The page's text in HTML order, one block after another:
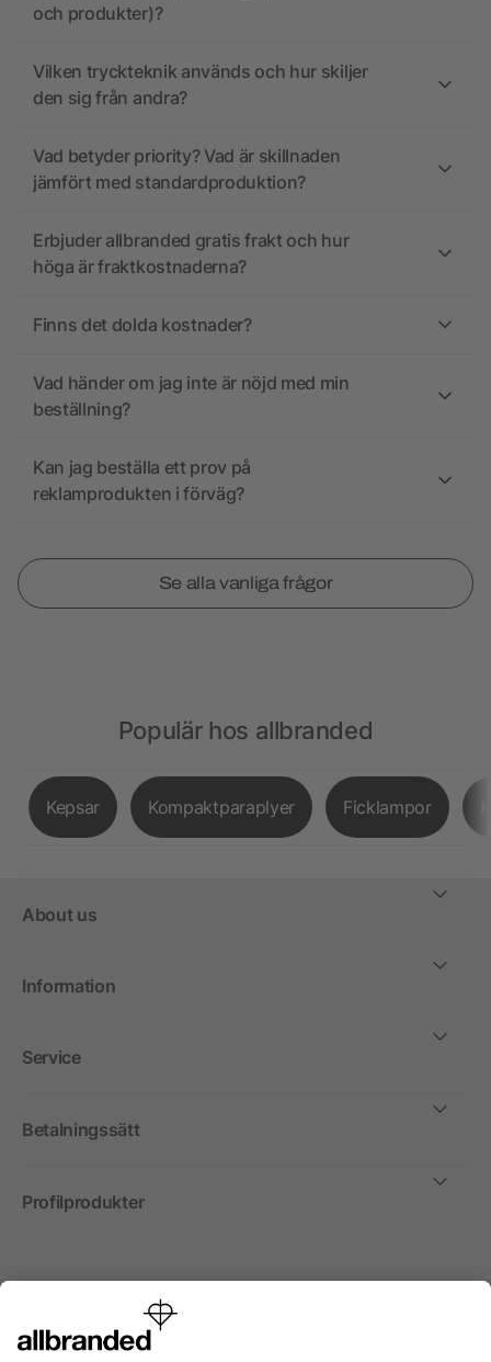
och produkter)?
Vilken tryckteknik används och hur skiljer
den sig från andra?
Vad betyder priority? Vad är skillnaden
jämfört med standardproduktion?
Erbjuder allbranded gratis frakt och hur
höga är fraktkostnaderna?
Finns det dolda kostnader?
Vad händer om jag inte är nöjd med min
beställning?
Kan jag beställa ett prov på
reklamprodukten i förväg?
Se alla vanliga frågor
Populär hos allbranded
Kepsar Kompaktparaplyer Ficklampor
About us
Information
Service
Betalningssätt
Profilprodukter
Internationellt